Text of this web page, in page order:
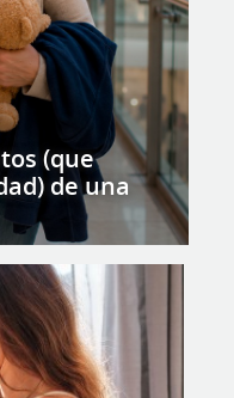
(que
de una